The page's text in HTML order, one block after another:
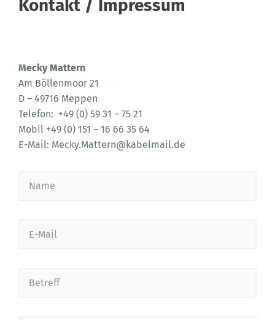
Kontakt / Impressum
Mecky Mattern
Am Böllenmoor 21
D – 49716 Meppen
Telefon: +49 (0) 59 31 – 75 21
Mobil +49 (0) 151 – 16 66 35 64
E-Mail: Mecky.Mattern@kabelmail.de